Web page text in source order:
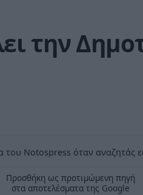
την
του Notospress όταν αναζητάς
Προσθήκη ως προτιμώμενη πηγή
στα αποτελέσματα της Google